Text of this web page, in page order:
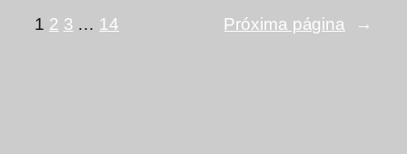
1 2 3 … 14 Próxima página →